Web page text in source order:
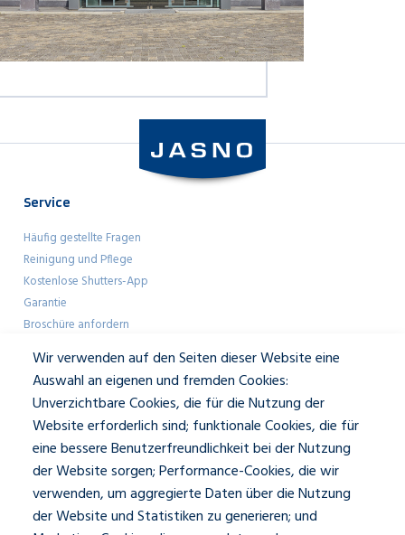
Service
Häufig gestellte Fragen
Reinigung und Pflege
Kostenlose Shutters-App
Garantie
Broschüre anfordern
Showroom-Besuch
Architekten
Presse und Mediakit
Über JASNO
Unser Team
Wir verwenden auf den Seiten dieser Website eine
Auswahl an eigenen und fremden Cookies:
Unverzichtbare Cookies, die für die Nutzung der
Website erforderlich sind; funktionale Cookies, die für
eine bessere Benutzerfreundlichkeit bei der Nutzung
der Website sorgen; Performance-Cookies, die wir
verwenden, um aggregierte Daten über die Nutzung
der Website und Statistiken zu generieren; und